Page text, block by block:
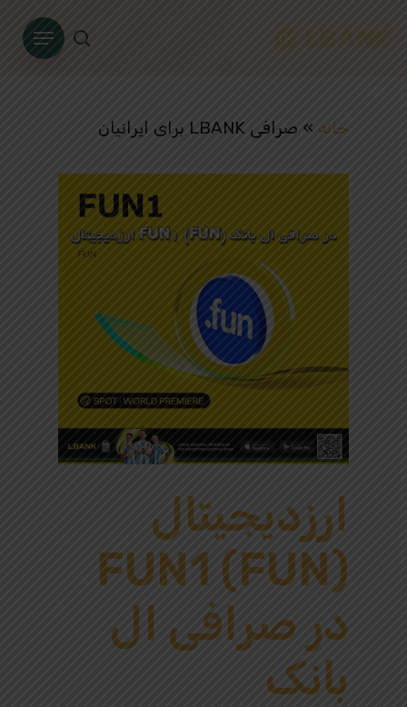
Menu
خانه » صرافی LBANK برای ایرانیان
ارزدیجیتال
FUN1 (FUN)
در صرافی ال
بانک